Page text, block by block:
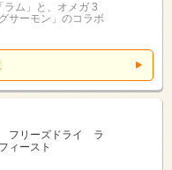
ラム」と、オメガ 3
サーモン」のコラボ
フリーズドライ ラ
ィースト